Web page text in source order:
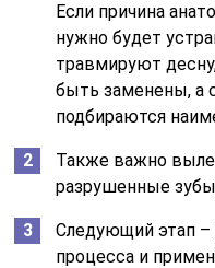
Если причина
нужно будет
травмируют
быть заменены, а
подбираются
Также важно
разрушенные
Следующий этап –
процесса и